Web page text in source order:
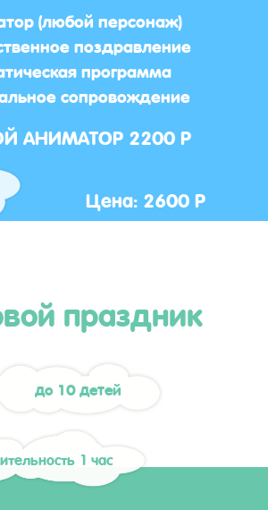
(любой персонаж)
поздравление
программа
сопровождение
АНИМАТОР 2200 Р
Цена: 2600 Р
праздник
до 10 детей
1 час